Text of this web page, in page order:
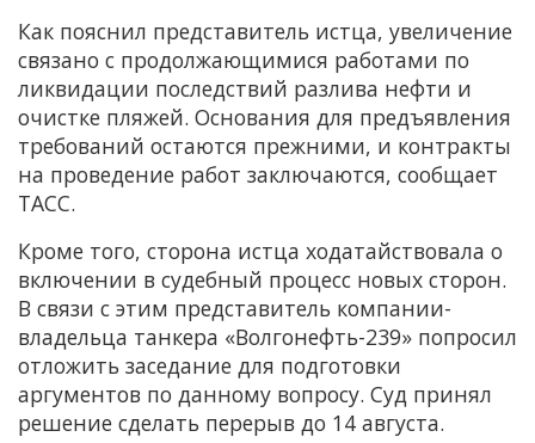
Как пояснил представитель истца, увеличение
связано с продолжающимися работами по
ликвидации последствий разлива нефти и
очистке пляжей. Основания для предъявления
требований остаются прежними, и контракты
на проведение работ заключаются, сообщает
ТАСС.
Кроме того, сторона истца ходатайствовала о
включении в судебный процесс новых сторон.
В связи с этим представитель компании-
владельца танкера «Волгонефть-239» попросил
отложить заседание для подготовки
аргументов по данному вопросу. Суд принял
решение сделать перерыв до 14 августа.